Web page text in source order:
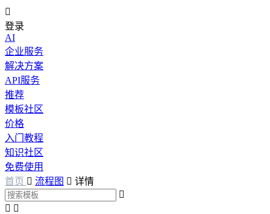

登录
AI
企业服务
解决方案
API服务
推荐
模板社区
价格
入门教程
知识社区
免费使用
首页  流程图  详情

 